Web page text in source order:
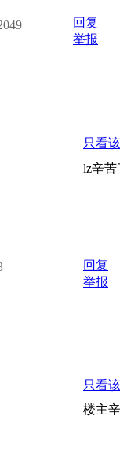
回复
举报
只看
lz辛苦
回复
举报
只看
楼主